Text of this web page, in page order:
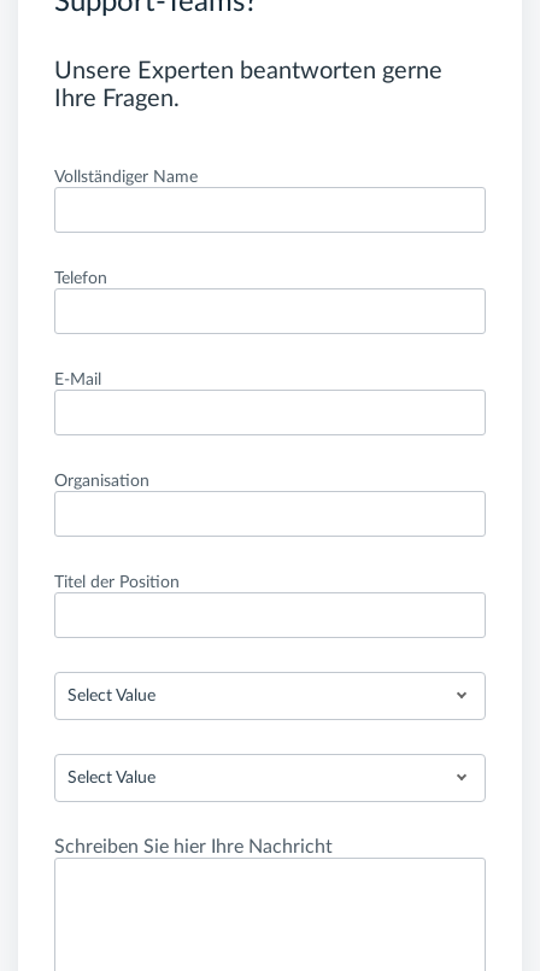
Unsere Experten beantworten gerne
Ihre Fragen.
Vollständiger Name
Telefon
E-Mail
Organisation
Titel der Position
Select Value
Select Value
Schreiben Sie hier Ihre Nachricht